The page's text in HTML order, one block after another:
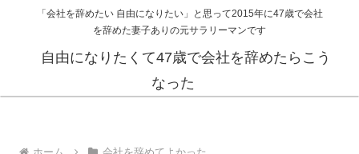
「会社を辞めたい 自由になりたい」と思って2015年に47歳で会社
を辞めた妻子ありの元サラリーマンです
自由になりたくて47歳で会社を辞めたらこう
なった